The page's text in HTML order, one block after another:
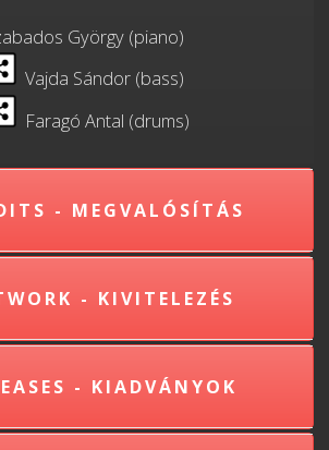
György (piano)
Vajda Sándor (bass)
Faragó Antal (drums)
- MEGVALÓSÍTÁS
- KIVITELEZÉS
- KIADVÁNYOK